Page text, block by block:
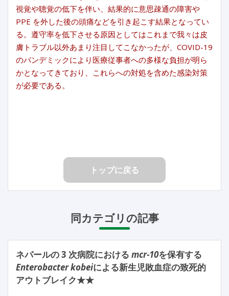
視覚や聴覚の低下を伴い、結果的に意思疎通の障害や
PPE を外した後の頭痛などを引き起こす結果となってい
る。遵守率を低下させる原因としてはこれまで我々は皮
膚トラブル以外あまり注目してこなかったが、COVID-19
のパンデミックにより医療従事者への多様な負担が明ら
かとなってきており、これらへの対処を含めた感染対策
が必要である。
トップに戻る
同カテゴリの記事
ネパールの 3 次病院における mcr-10を保有する
Enterobacter kobeiによる新生児敗血症の致死的
アウトブレイク★★